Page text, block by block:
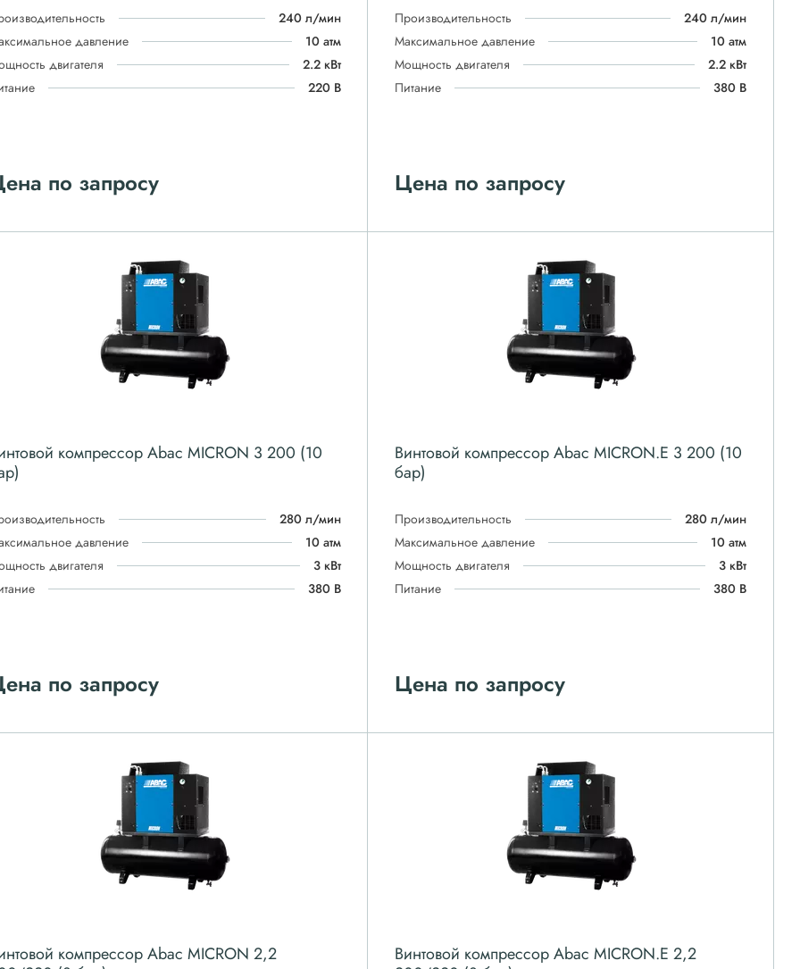
240 л/мин
давление
10 атм
двигателя
2.2 кВт
220 В
по запросу
Производительность
240 л/мин
Максимальное давление
10 атм
Мощность двигателя
2.2 кВт
Питание
380 В
Цена по запросу
компрессор Abac MICRON 3 200 (10
280 л/мин
давление
10 атм
двигателя
3 кВт
380 В
по запросу
Винтовой компрессор Abac MICRON.E 3 200 (10
бар)
Производительность
280 л/мин
Максимальное давление
10 атм
Мощность двигателя
3 кВт
Питание
380 В
Цена по запросу
компрессор Abac MICRON 2,2
Винтовой компрессор Abac MICRON.E 2,2